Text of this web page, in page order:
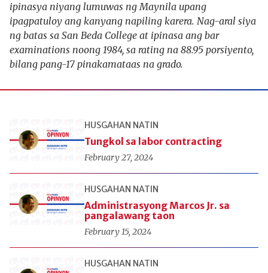
ipinasya niyang lumuwas ng Maynila upang
ipagpatuloy ang kanyang napiling karera. Nag-aral siya
ng batas sa San Beda College at ipinasa ang bar
examinations noong 1984, sa rating na 88.95 porsiyento,
bilang pang-17 pinakamataas na grado.
HUSGAHAN NATIN
Tungkol sa labor contracting
February 27, 2024
HUSGAHAN NATIN
Administrasyong Marcos Jr. sa
pangalawang taon
February 15, 2024
HUSGAHAN NATIN